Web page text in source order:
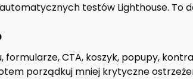
automatycznych testów Lighthouse. To
CTA, koszyk, popupy,
porządkuj mniej krytyczne